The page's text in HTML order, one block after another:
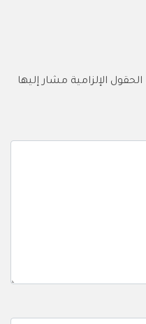
الحقول الإلزامية مشار إليها